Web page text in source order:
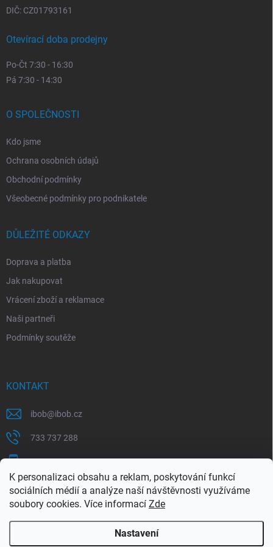
K personalizaci obsahu a reklam, poskytování funkcí
sociálních médií a analýze naší návštěvnosti využíváme
soubory cookies. Více informací Zde
Nastavení
DIČ: CZ01793161
Otevírací doba prodejny
Po-Čt 7:30 - 16:30
Pá 7:30 - 14:30
O SPOLEČNOSTI
Kdo jsme
Ochrana osobních údajů
Obchodní podmínky
Všeobecné podmínky pro podnikatele
DŮLEŽITÉ ODKAZY
Doprava a platba
Jak nakupovat
Vrácení zboží a reklamace
Naši partneři
Podmínky soutěže
KONTAKT
ibob@ibob.cz
733 737 288
607 069 561
Sledujte nás na Facebooku !
ibob_s.r.o/